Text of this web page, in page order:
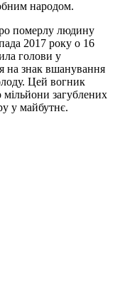
народом.
померлу людину
2017 року о 16
голови у
на знак вшанування
Цей вогник
мільйони загублених
у майбутнє.